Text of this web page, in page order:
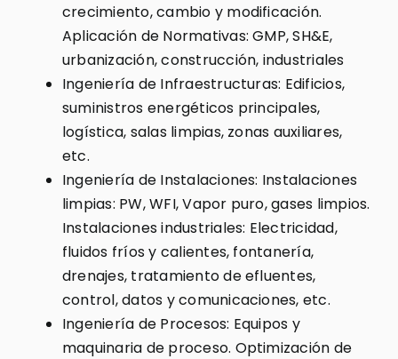
crecimiento, cambio y modificación.
Aplicación de Normativas: GMP, SH&E,
urbanización, construcción, industriales
Ingeniería de Infraestructuras: Edificios,
suministros energéticos principales,
logística, salas limpias, zonas auxiliares,
etc.
Ingeniería de Instalaciones: Instalaciones
limpias: PW, WFI, Vapor puro, gases limpios.
Instalaciones industriales: Electricidad,
fluidos fríos y calientes, fontanería,
drenajes, tratamiento de efluentes,
control, datos y comunicaciones, etc.
Ingeniería de Procesos: Equipos y
maquinaria de proceso. Optimización de